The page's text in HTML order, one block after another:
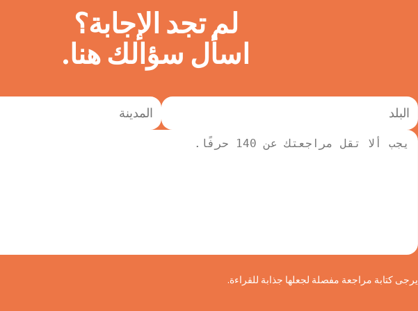
لم تجد الإجابة؟
اسأل سؤالك هنا.
يرجى كتابة مراجعة مفصلة لجعلها جذابة للقراءة.